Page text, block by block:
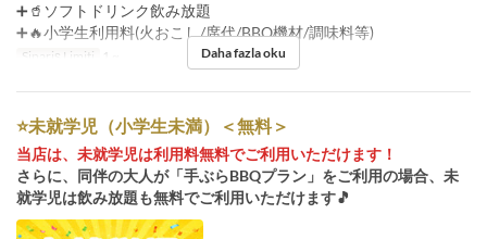
➕🥤ソフトドリンク飲み放題
➕🔥小学生利用料(火おこし/席代/BBQ機材/調味料等)
Sipariş Limiti 1 ~ Daha fazla oku
⭐️未就学児（小学生未満）＜無料＞
当店は、未就学児は利用料無料でご利用いただけます！
さらに、同伴の大人が「手ぶらBBQプラン」をご利用の場合、未
就学児は飲み放題も無料でご利用いただけます🎵